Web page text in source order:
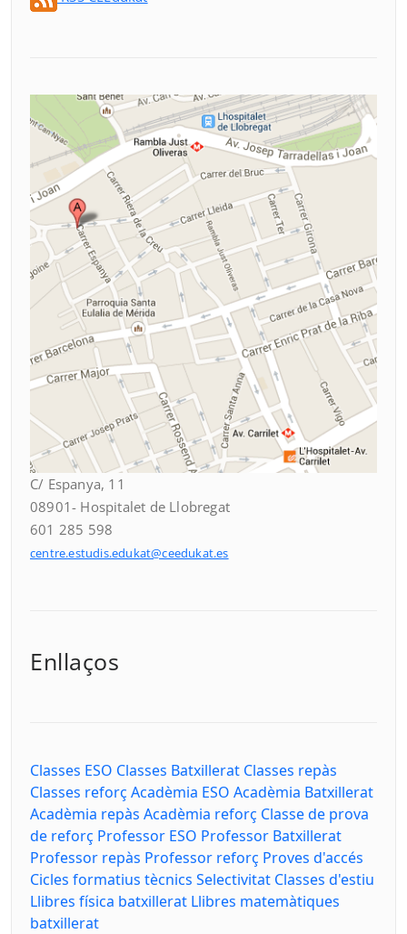
C/ Espanya, 11
08901- Hospitalet de Llobregat
601 285 598
centre.estudis.edukat@ceedukat.es
Enllaços
Classes ESO Classes Batxillerat Classes repàs
Classes reforç Acadèmia ESO Acadèmia Batxillerat
Acadèmia repàs Acadèmia reforç Classe de prova
de reforç Professor ESO Professor Batxillerat
Professor repàs Professor reforç Proves d'accés
Cicles formatius tècnics Selectivitat Classes d'estiu
Llibres física batxillerat Llibres matemàtiques
batxillerat